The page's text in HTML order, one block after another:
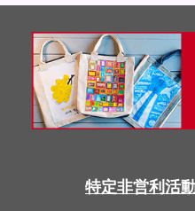
特定非営利活